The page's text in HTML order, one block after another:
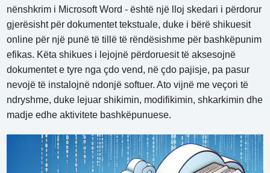
nënshkrim i Microsoft Word - është një lloj skedari i përdorur
gjerësisht për dokumentet tekstuale, duke i bërë shikuesit
online për një punë të tillë të rëndësishme për bashkëpunim
efikas. Këta shikues i lejojnë përdoruesit të aksesojnë
dokumentet e tyre nga çdo vend, në çdo pajisje, pa pasur
nevojë të instalojnë ndonjë softuer. Ato vijnë me veçori të
ndryshme, duke lejuar shikimin, modifikimin, shkarkimin dhe
madje edhe aktivitete bashkëpunuese.